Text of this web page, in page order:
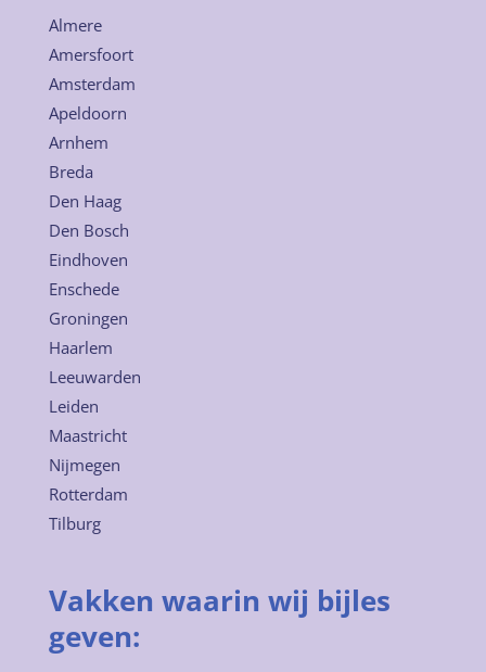
Almere
Amersfoort
Amsterdam
Apeldoorn
Arnhem
Breda
Den Haag
Den Bosch
Eindhoven
Enschede
Groningen
Haarlem
Leeuwarden
Leiden
Maastricht
Nijmegen
Rotterdam
Tilburg
Vakken waarin wij bijles
geven: